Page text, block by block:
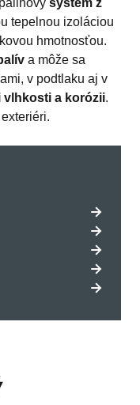
systém z
tepelnou izoláciou
hmotnosťou.
a môže sa
v podtlaku aj v
a korózii.